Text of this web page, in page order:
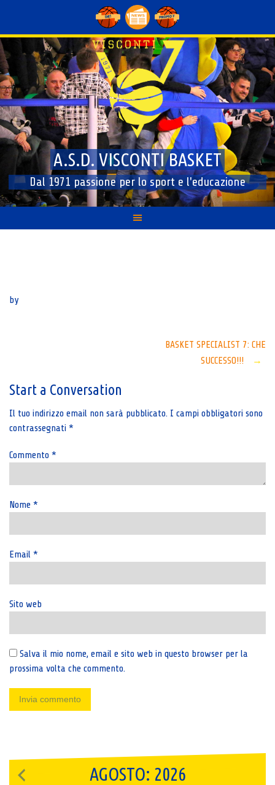
content
A.S.D. VISCONTI BASKET
Dal 1971 passione per lo sport e l'educazione
by
BASKET SPECIALIST 7: CHE
SUCCESSO!!!
→
Start a Conversation
Il tuo indirizzo email non sarà pubblicato. I campi obbligatori sono
contrassegnati *
Commento *
Nome *
Email *
Sito web
Salva il mio nome, email e sito web in questo browser per la
prossima volta che commento.
AGOSTO: 2026